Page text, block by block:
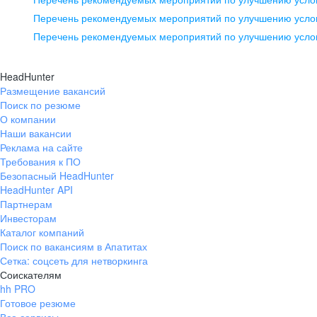
pr@ural.hh.ru
помещение 21
+7 383 207-94-64
pr@nsk.hh.ru
Перечень рекомендуемых мероприятий по улучшению
Перечень рекомендуемых мероприятий по улучшению
HeadHunter
Размещение вакансий
Поиск по резюме
О компании
Наши вакансии
Реклама на сайте
Требования к ПО
Безопасный HeadHunter
HeadHunter API
Партнерам
Инвесторам
Каталог компаний
Поиск по вакансиям в Апатитах
Сетка: соцсеть для нетворкинга
Соискателям
hh PRO
Готовое резюме